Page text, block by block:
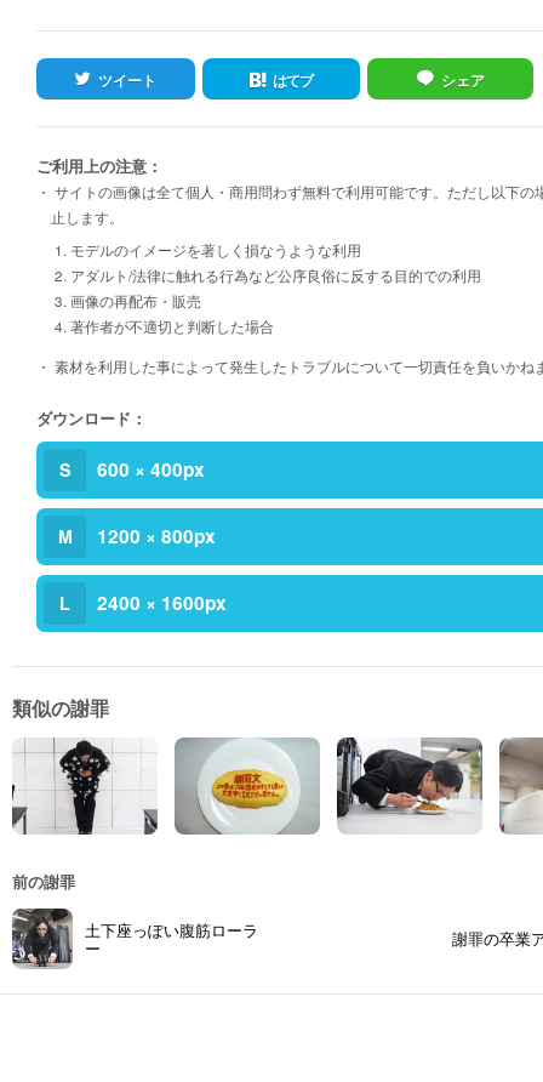
ツイート はてブ シェア
ご利用上の注意：
・ サイトの画像は全て個人・商用問わず無料で利用可能です。ただし以下の
止します。
1. モデルのイメージを著しく損なうような利用
2. アダルト/法律に触れる行為など公序良俗に反する目的での利用
3. 画像の再配布・販売
4. 著作者が不適切と判断した場合
・ 素材を利用した事によって発生したトラブルについて一切責任を負いかね
ダウンロード：
S 600 × 400px
M 1200 × 800px
L 2400 × 1600px
類似の謝罪
前の謝罪
土下座っぽい腹筋ローラ
ー 謝罪の卒業